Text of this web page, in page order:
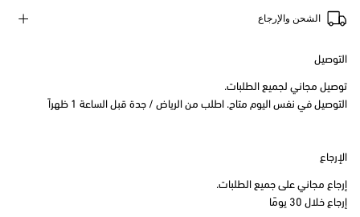
الشحن والإرجاع
التوصيل
توصيل مجاني لجميع الطلبات.
التوصيل في نفس اليوم متاح. اطلب من الرياض / جدة قبل الساعة 1 ظهراً
الإرجاع
إرجاع مجاني على جميع الطلبات.
إرجاع خلال 30 يومًا